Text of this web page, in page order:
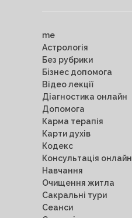
me
Астрологія
Без рубрики
Бізнес допомога
Відео лекції
Діагностика онлайн
Допомога
Карма терапія
Карти духів
Кодекс
Консультація онлайн
Навчання
Очищення житла
Сакральні тури
Сеанси